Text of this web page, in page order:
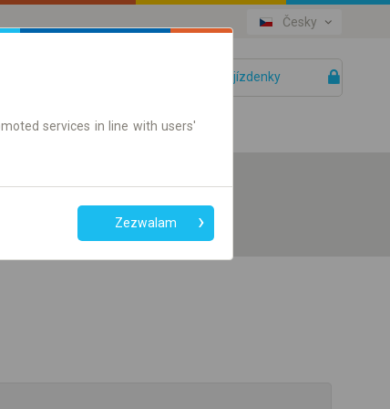
Česky
Vaše jízdenky
services in line with users'
Zezwalam